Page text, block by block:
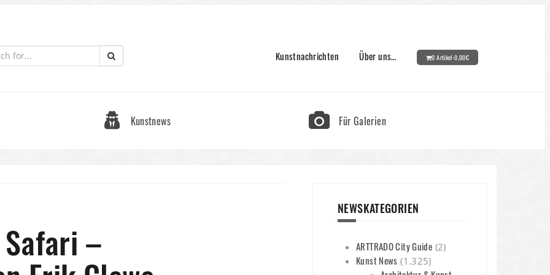
Kunstnachrichten Über uns… 0 Artikel-0,00€
Kunstnews Für Galerien
Safari –
NEWSKATEGORIEN
ARTTRADO City Guide (2)
Kunst News (1.325)